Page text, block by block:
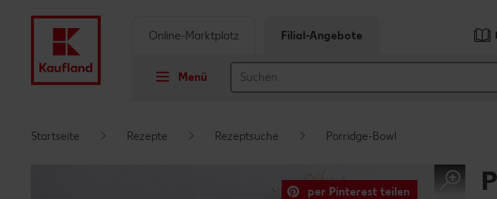
Menü
Online-Marktplatz Filial-Angebote
Startseite Rezepte Rezeptsuche Porridge-Bowl
per Pinterest teilen